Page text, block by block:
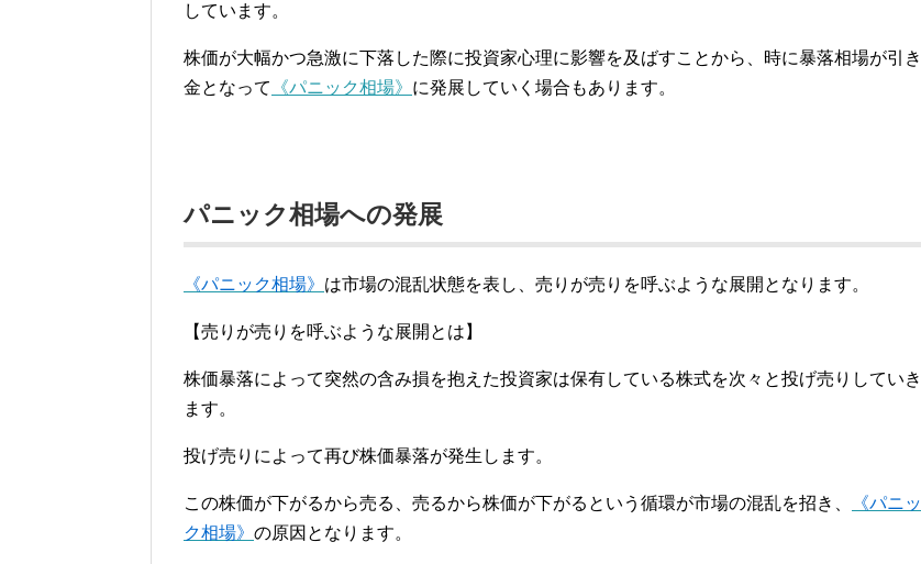
しています。
株価が大幅かつ急激に下落した際に投資家心理に影響を及ばすことから、時に暴落相場が引き
金となって
《パニック相場》 に発展していく場合もあります。
パニック相場への発展
《パニック相場》 は市場の混乱状態を表し、売りが売りを呼ぶような展開となります。
【売りが売りを呼ぶような展開とは】
株価暴落によって突然の含み損を抱えた投資家は保有している株式を次々と投げ売りしていき
ます。
投げ売りによって再び株価暴落が発生します。
この株価が下がるから売る、売るから株価が下がるという循環が市場の混乱を招き、
《パニッ
ク相場》 の原因となります。